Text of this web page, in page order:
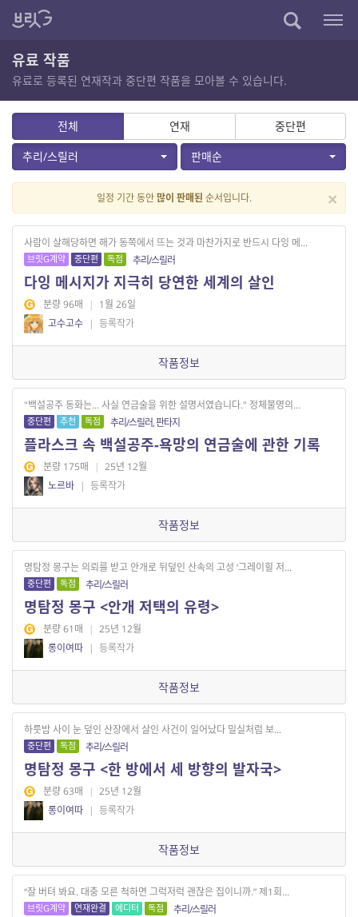
유료 작품
유료로 등록된 연재작과 중단편 작품을 모아볼 수 있습니다.
전체 연재
중단편
추리/스릴러
판매순
×
일정 기간 동안많이 판매된 순서입니다.
사람이 살해당하면 해가 동쪽에서 뜨는 것과 마찬가지로 반드시 다잉 메...
브릿G계약 중단편 독점 추리/스릴러
다잉 메시지가 지극히 당연한 세계의 살인
분량 96매 | 1월 26일
고수고수 | 등록작가
작품정보
"백설공주 동화는... 사실 연금술을 위한 설명서였습니다." 정체불명의...
중단편 추천 독점 추리/스릴러, 판타지
플라스크 속 백설공주-욕망의 연금술에 관한 기록
분량 175매 | 25년 12월
노르바 | 등록작가
작품정보
명탐정 몽구는 의뢰를 받고 안개로 뒤덮인 산속의 고성 ‘그레이힐 저...
중단편 독점 추리/스릴러
명탐정 몽구 <안개 저택의 유령>
분량 61매 | 25년 12월
롱이여따 | 등록작가
작품정보
하룻밤 사이 눈 덮인 산장에서 살인 사건이 일어났다 밀실처럼 보...
중단편 독점 추리/스릴러
명탐정 몽구 <한 방에서 세 방향의 발자국>
분량 63매 | 25년 12월
롱이여따 | 등록작가
작품정보
“잘 버텨 봐요. 대충 모른 척하면 그럭저럭 괜찮은 집이니까.” 제1회...
브릿G계약 연재완결 에디터 독점 추리/스릴러